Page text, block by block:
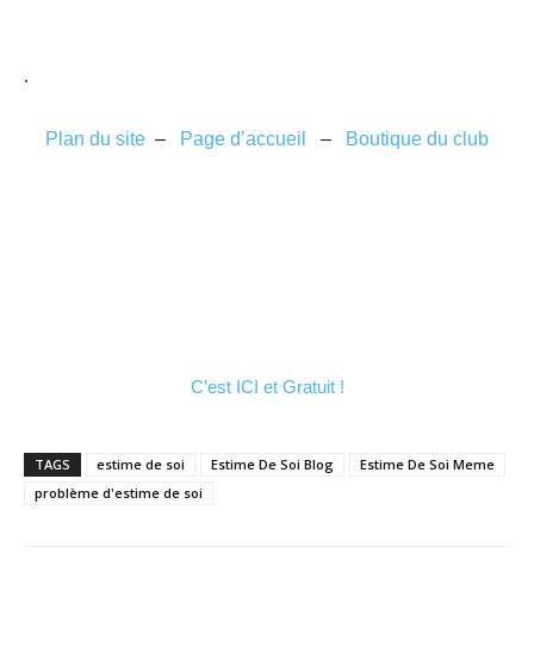
.
Plan du site – Page d’accueil – Boutique du club
C’est ICI et Gratuit !
TAGS estime de soi Estime De Soi Blog
Estime De Soi Meme
problème d'estime de soi